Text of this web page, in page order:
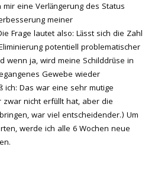
eine Verlängerung des Status
meiner
Frage lautet also: Lässt sich die Zahl
potentiell problematischer
wenn ja, wird meine Schilddrüse in
Gewebe wieder
ich: Das war eine sehr mutige
nicht erfüllt hat, aber die
war viel entscheidender.) Um
werde ich alle 6 Wochen neue